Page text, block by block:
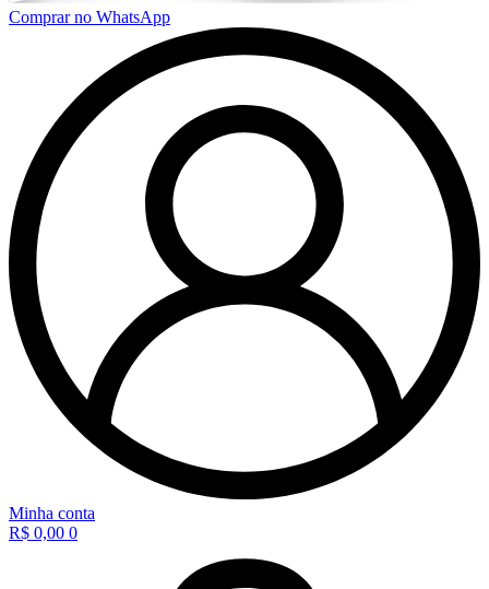
Comprar no WhatsApp
Minha conta
R$ 0,00 0